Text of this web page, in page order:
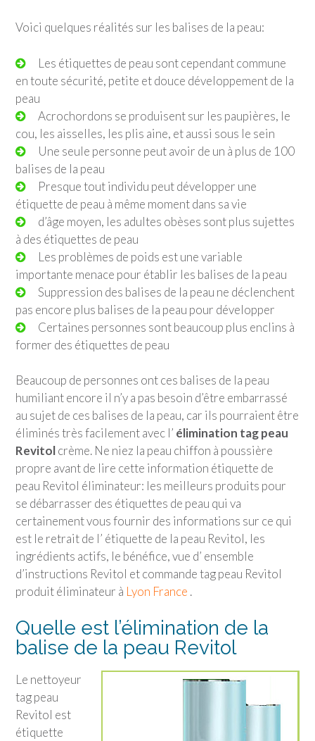
Voici quelques réalités sur les balises de la peau:
Les étiquettes de peau sont cependant commune
en toute sécurité, petite et douce développement de la
peau
Acrochordons se produisent sur les paupières, le
cou, les aisselles, les plis aine, et aussi sous le sein
Une seule personne peut avoir de un à plus de 100
balises de la peau
Presque tout individu peut développer une
étiquette de peau à même moment dans sa vie
d’âge moyen, les adultes obèses sont plus sujettes
à des étiquettes de peau
Les problèmes de poids est une variable
importante menace pour établir les balises de la peau
Suppression des balises de la peau ne déclenchent
pas encore plus balises de la peau pour développer
Certaines personnes sont beaucoup plus enclins à
former des étiquettes de peau
Beaucoup de personnes ont ces balises de la peau
humiliant encore il n’y a pas besoin d’être embarrassé
au sujet de ces balises de la peau, car ils pourraient être
éliminés très facilement avec l’ élimination tag peau
Revitolcrème. Ne niez la peau chiffon à poussière
propre avant de lire cette information étiquette de
peau Revitol éliminateur: les meilleurs produits pour
se débarrasser des étiquettes de peau qui va
certainement vous fournir des informations sur ce qui
est le retrait de l’ étiquette de la peau Revitol, les
ingrédients actifs, le bénéfice, vue d’ ensemble
d’instructions Revitol et commande tag peau Revitol
produit éliminateur à Lyon France .
Quelle est l’élimination de la
balise de la peau Revitol
Le nettoyeur
tag peau
Revitol est
étiquette